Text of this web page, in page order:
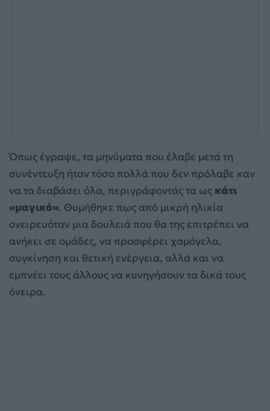
Όπως έγραψε, τα μηνύματα που έλαβε μετά τη
συνέντευξη ήταν τόσο πολλά που δεν πρόλαβε καν
να τα διαβάσει όλα, περιγράφοντάς τα ως κάτι
«μαγικό». Θυμήθηκε πως από μικρή ηλικία
ονειρευόταν μια δουλειά που θα της επιτρέπει να
ανήκει σε ομάδες, να προσφέρει χαμόγελα,
συγκίνηση και θετική ενέργεια, αλλά και να
εμπνέει τους άλλους να κυνηγήσουν τα δικά τους
όνειρα.